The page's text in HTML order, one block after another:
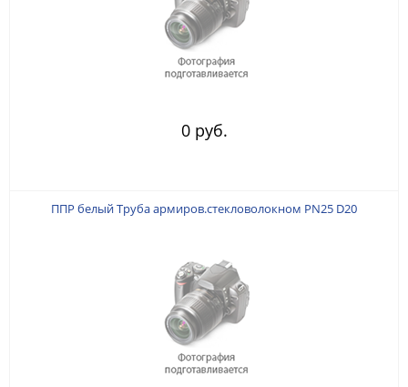
0 руб.
ППР белый Труба армиров.стекловолокном PN25 D20